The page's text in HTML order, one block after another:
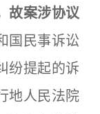
故案涉协议
国民事诉讼
纷提起的诉
地人民法院